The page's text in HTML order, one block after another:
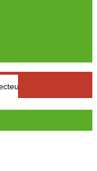
Marché des fruits est